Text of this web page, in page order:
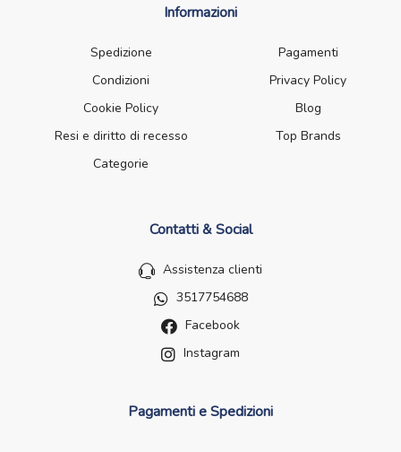
Informazioni
Spedizione
Pagamenti
Condizioni
Privacy Policy
Cookie Policy
Blog
Resi e diritto di recesso
Top Brands
Categorie
Contatti & Social
Assistenza clienti
3517754688
Facebook
Instagram
Pagamenti e Spedizioni